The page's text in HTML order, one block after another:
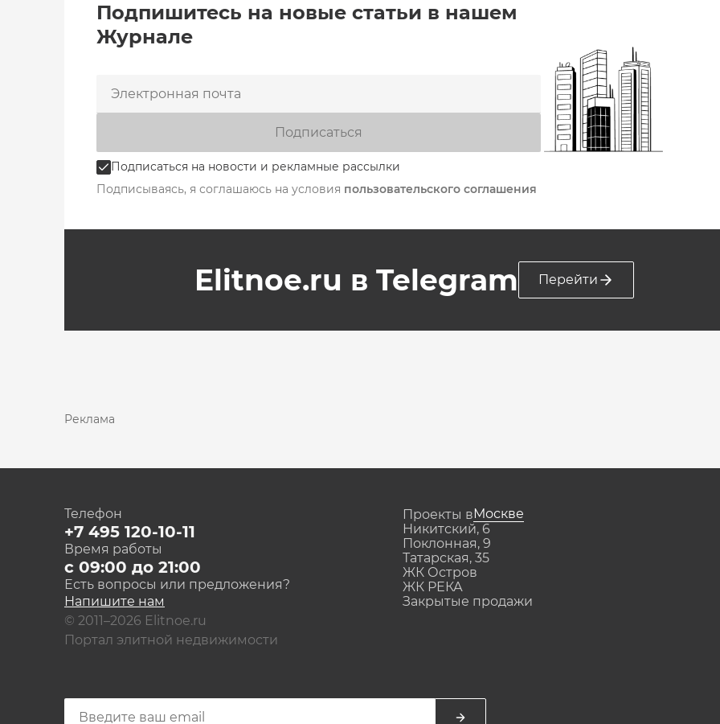
Подпишитесь на новые статьи в нашем
Журнале
Подписаться на новости и рекламные рассылки
Подписаться
Подписываясь, я соглашаюсь на условия пользовательского соглашения
Elitnoe.ru в Telegram Перейти
Реклама
Телефон
+7 495 120-10-11
Время работы
с 09:00 до 21:00
Есть вопросы или предложения?
Напишите нам
© 2011–2026 Elitnoe.ru
Портал элитной недвижимости
Проекты вМоскве
Никитский, 6
Поклонная, 9
Татарская, 35
ЖК Остров
ЖК РЕКА
Закрытые продажи